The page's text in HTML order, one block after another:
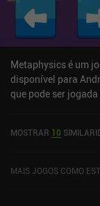
plataforma difíceis
uma grande
conseguimos
Metaphysics é um
disponível para
que pode ser
MOSTRAR 10
MAIS JOGOS COMO